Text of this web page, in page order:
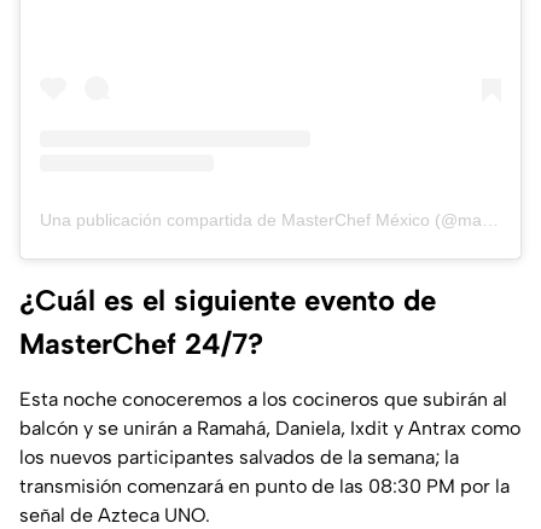
¿Cuál es el siguiente evento de
MasterChef 24/7?
Esta noche conoceremos a los cocineros que subirán al
balcón y se unirán a Ramahá, Daniela, Ixdit y Antrax como
los nuevos participantes salvados de la semana; la
transmisión comenzará en punto de las 08:30 PM por la
señal de Azteca UNO.